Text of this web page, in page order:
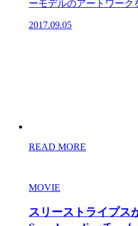
ーモデルのアートワーク
2017.09.05
READ MORE
MOVIE
スリーストライプス